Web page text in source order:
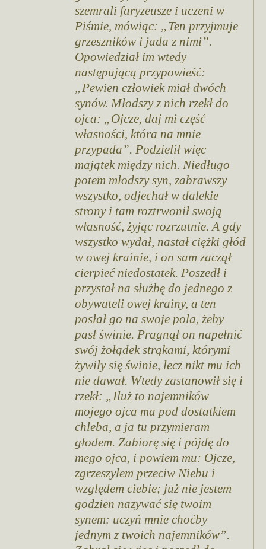
szemrali faryzeusze i uczeni w
Piśmie, mówiąc: „Ten przyjmuje
grzeszników i jada z nimi”.
Opowiedział im wtedy
następującą przypowieść:
„Pewien człowiek miał dwóch
synów. Młodszy z nich rzekł do
ojca: „Ojcze, daj mi część
własności, która na mnie
przypada”. Podzielił więc
majątek między nich. Niedługo
potem młodszy syn, zabrawszy
wszystko, odjechał w dalekie
strony i tam roztrwonił swoją
własność, żyjąc rozrzutnie. A gdy
wszystko wydał, nastał ciężki głód
w owej krainie, i on sam zaczął
cierpieć niedostatek. Poszedł i
przystał na służbę do jednego z
obywateli owej krainy, a ten
posłał go na swoje pola, żeby
pasł świnie. Pragnął on napełnić
swój żołądek strąkami, którymi
żywiły się świnie, lecz nikt mu ich
nie dawał. Wtedy zastanowił się i
rzekł: „Iluż to najemników
mojego ojca ma pod dostatkiem
chleba, a ja tu przymieram
głodem. Zabiorę się i pójdę do
mego ojca, i powiem mu: Ojcze,
zgrzeszyłem przeciw Niebu i
względem ciebie; już nie jestem
godzien nazywać się twoim
synem: uczyń mnie choćby
jednym z twoich najemników”.